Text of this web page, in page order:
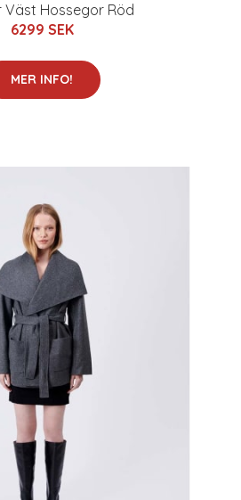
Väst Hossegor Röd
6299 SEK
MER INFO!